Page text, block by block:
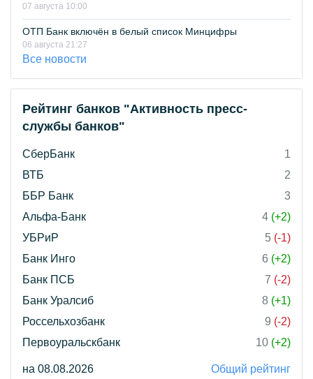
07 августа 10:00
ОТП Банк включён в белый список Минцифры
06 августа 21:27
Все новости
Рейтинг банков "Активность пресс-
службы банков"
СберБанк
1
ВТБ
2
ББР Банк
3
Альфа-Банк
4 (+2)
УБРиР
5 (-1)
Банк Инго
6 (+2)
Банк ПСБ
7 (-2)
Банк Уралсиб
8 (+1)
Россельхозбанк
9 (-2)
Первоуральскбанк
10 (+2)
на 08.08.2026 Общий рейтинг